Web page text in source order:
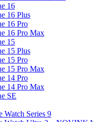
16
16 Plus
16 Pro
16 Pro Max
15
15 Plus
15 Pro
15 Pro Max
14 Pro
14 Pro Max
SE
Watch Series 9